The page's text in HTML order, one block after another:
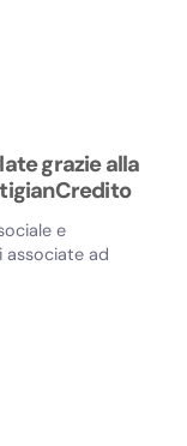
grazie alla
e
associate ad